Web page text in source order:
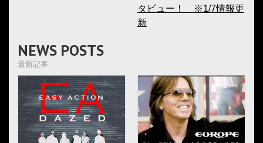
タビュー！ ※1/7情報更
新
NEWS POSTS
最新記事